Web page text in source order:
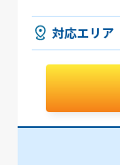
対応エリア